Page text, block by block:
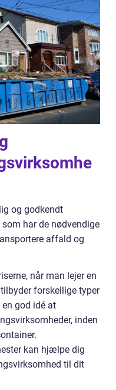
og godkendt
har de nødvendige
affald og
når man lejer en
forskellige typer
en god idé at
inden
kan hjælpe dig
til dit